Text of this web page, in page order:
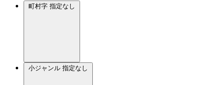
町村字 指定なし
小ジャンル 指定なし